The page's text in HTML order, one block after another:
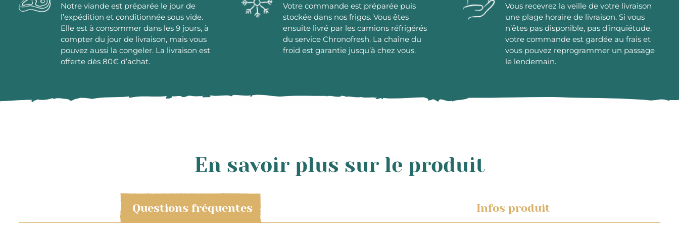
Notre viande est préparée le jour de
l’expédition et conditionnée sous vide.
Elle est à consommer dans les 9 jours, à
compter du jour de livraison, mais vous
pouvez aussi la congeler. La livraison est
offerte dès 80€ d’achat.
Votre commande est préparée puis
stockée dans nos frigos. Vous êtes
ensuite livré par les camions réfrigérés
du service Chronofresh. La chaîne du
froid est garantie jusqu’à chez vous.
Vous recevrez la veille de votre livraison
une plage horaire de livraison. Si vous
n’êtes pas disponible, pas d’inquiétude,
votre commande est gardée au frais et
vous pouvez reprogrammer un passage
le lendemain.
En savoir plus sur le produit
Questions fréquentes Infos produit